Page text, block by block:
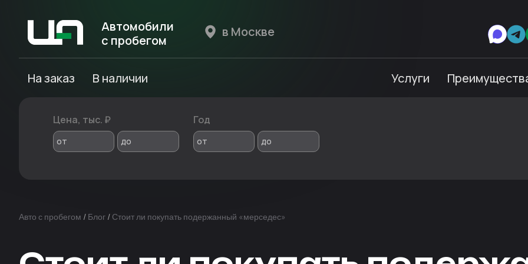
Автомобили
с пробегом
На заказ В наличии Услуги
Цена, тыс. ₽
от до
Год
от до
Авто с пробегом / Блог / Стоит ли покупать подержанный «мерседес»